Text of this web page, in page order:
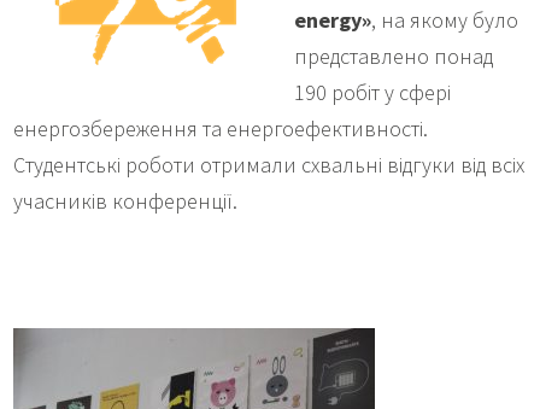
energy», на якому було
представлено понад
190 робіт у сфері
енергозбереження та енергоефективності.
Студентські роботи отримали схвальні відгуки від всіх
учасників конференції.